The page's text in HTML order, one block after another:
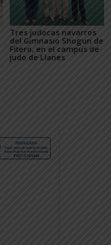
Tres judocas navarros
del Gimnasio Shogun de
Fitero, en el campus de
judo de Llanes